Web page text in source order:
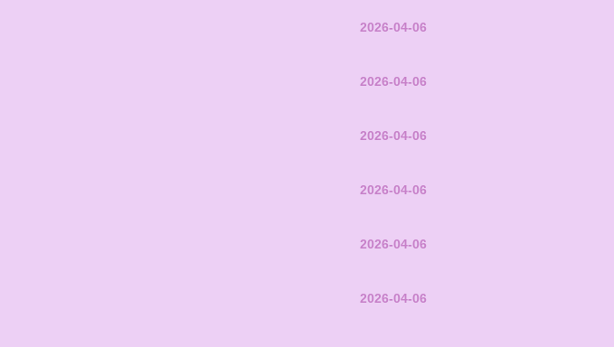
2026-04-06
2026-04-06
2026-04-06
2026-04-06
2026-04-06
2026-04-06